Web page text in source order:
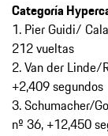
Categoría
1. Pier Guidi/
212 vueltas
2. Van der
+2,409 segundos
3. Schumacher/
nº 36, +12,450